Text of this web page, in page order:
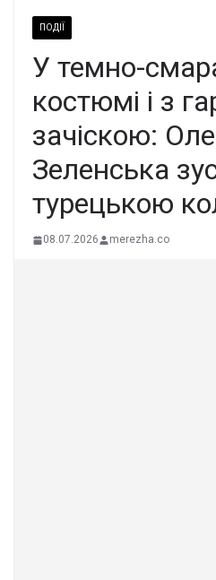
ПОДІЇ
У темно-
костюмі і з
зачіскою:
Зеленська
турецькою
08.07.2026 merezha.co